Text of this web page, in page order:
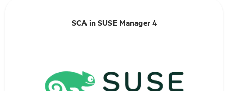
SCA in SUSE Manager 4